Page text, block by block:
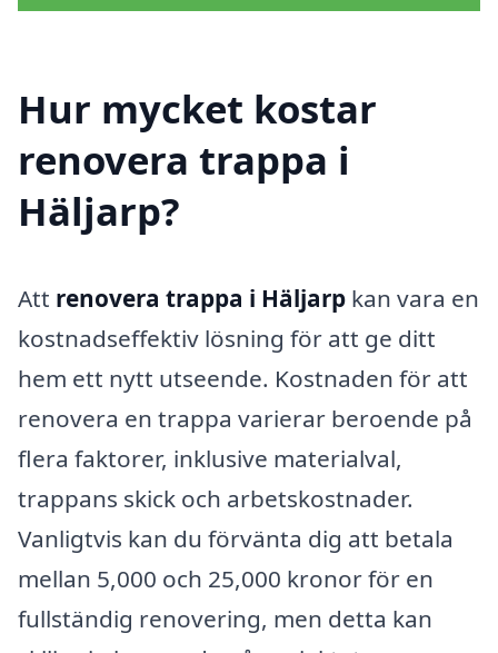
Hur mycket kostar
renovera trappa i
Häljarp?
Att renovera trappa i Häljarp kan vara en
kostnadseffektiv lösning för att ge ditt
hem ett nytt utseende. Kostnaden för att
renovera en trappa varierar beroende på
flera faktorer, inklusive materialval,
trappans skick och arbetskostnader.
Vanligtvis kan du förvänta dig att betala
mellan 5,000 och 25,000 kronor för en
fullständig renovering, men detta kan